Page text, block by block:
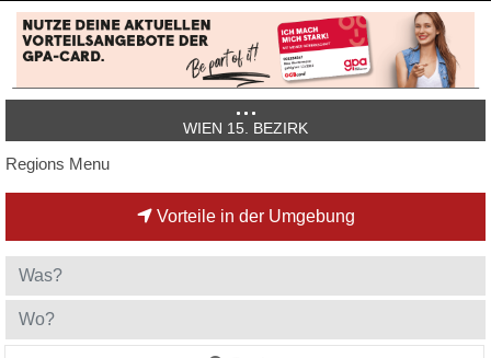
WIEN 15. BEZIRK
Regions Menu
Vorteile in der Umgebung